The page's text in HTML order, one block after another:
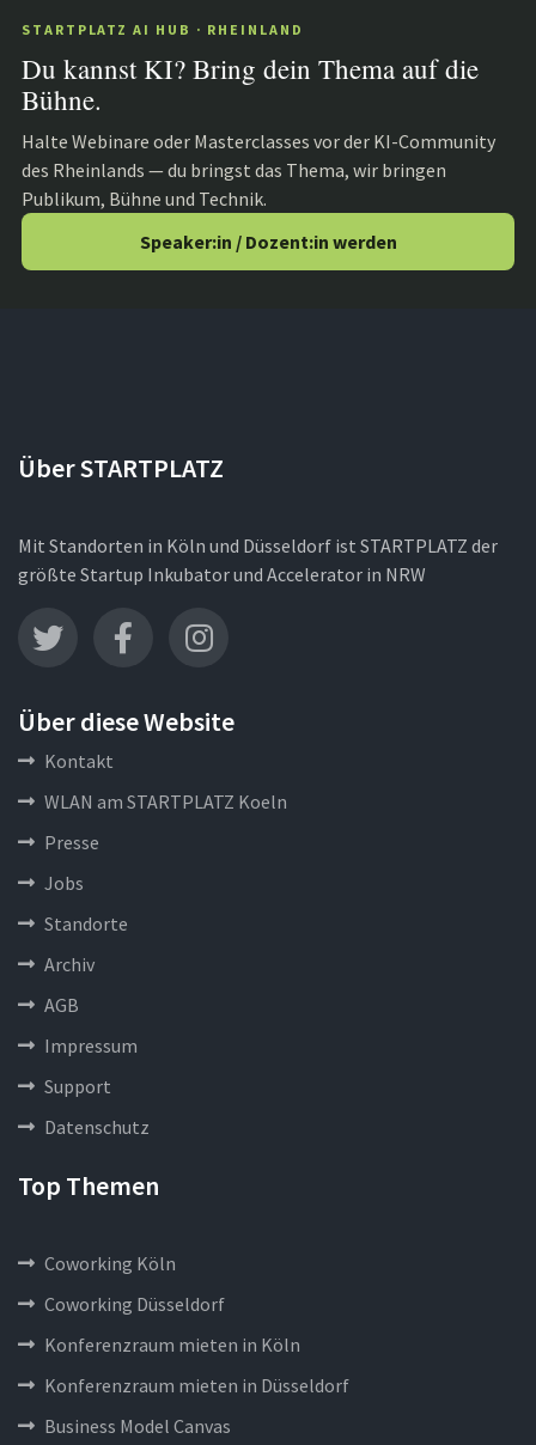
STARTPLATZ AI HUB · RHEINLAND
Du kannst KI? Bring dein Thema auf die
Bühne.
Halte Webinare oder Masterclasses vor der KI-Community
des Rheinlands — du bringst das Thema, wir bringen
Publikum, Bühne und Technik.
Speaker:in / Dozent:in werden
Über STARTPLATZ
Mit Standorten in Köln und Düsseldorf ist STARTPLATZ der
größte Startup Inkubator und Accelerator in NRW
Über diese Website
Kontakt
WLAN am STARTPLATZ Koeln
Presse
Jobs
Standorte
Archiv
AGB
Impressum
Support
Datenschutz
Top Themen
Coworking Köln
Coworking Düsseldorf
Konferenzraum mieten in Köln
Konferenzraum mieten in Düsseldorf
Business Model Canvas